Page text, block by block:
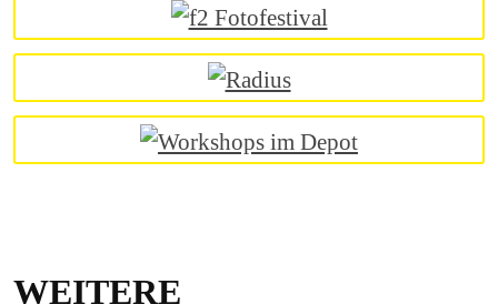
WEITERE